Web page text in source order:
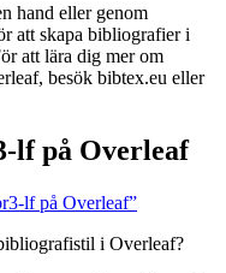
hand eller genom
att skapa bibliografier i
att lära dig mer om
besök bibtex.eu eller
lfpå Overleaf
lf på Overleaf”
i Overleaf?